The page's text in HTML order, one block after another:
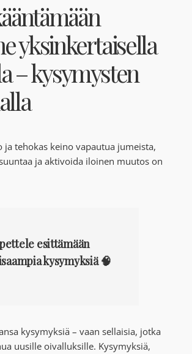
yksinkertaisella
– kysymysten
ja tehokas keino vapautua jumeista,
ja aktivoida iloinen muutos on
esittämään
kysymyksiä 🧠
kysymyksiä – vaan sellaisia, jotka
uusille oivalluksille. Kysymyksiä,